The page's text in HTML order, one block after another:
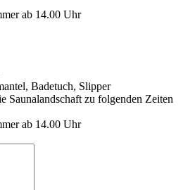
ab 14.00 Uhr
Badetuch, Slipper
Saunalandschaft zu folgenden Zeiten
ab 14.00 Uhr